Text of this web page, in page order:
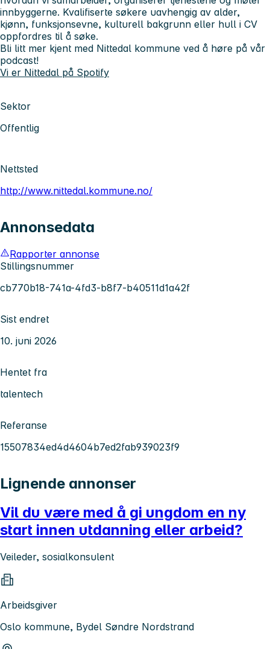
innbyggerne. Kvalifiserte søkere uavhengig av alder,
kjønn, funksjonsevne, kulturell bakgrunn eller hull i CV
oppfordres til å søke.
Bli litt mer kjent med Nittedal kommune ved å høre på vår
podcast!
Vi er Nittedal på Spotify
Sektor
Offentlig
Nettsted
http://www.nittedal.kommune.no/
Annonsedata
Rapporter annonse
Stillingsnummer
cb770b18-741a-4fd3-b8f7-b40511d1a42f
Sist endret
10. juni 2026
Hentet fra
talentech
Referanse
15507834ed4d4604b7ed2fab939023f9
Lignende annonser
Vil du være med å gi ungdom en ny
start innen utdanning eller arbeid?
Veileder, sosialkonsulent
Arbeidsgiver
Oslo kommune, Bydel Søndre Nordstrand